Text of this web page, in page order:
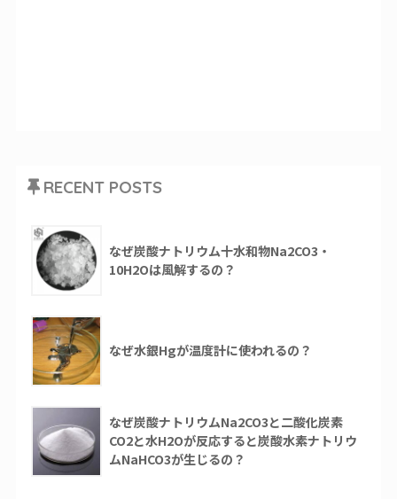
RECENT POSTS
なぜ炭酸ナトリウム十水和物Na2CO3・
10H2Oは風解するの？
なぜ水銀Hgが温度計に使われるの？
なぜ炭酸ナトリウムNa2CO3と二酸化炭素
CO2と水H2Oが反応すると炭酸水素ナトリウ
ムNaHCO3が生じるの？